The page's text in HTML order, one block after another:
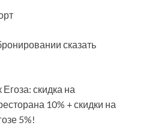
сказать
скидка на
10% + скидки на
5%!